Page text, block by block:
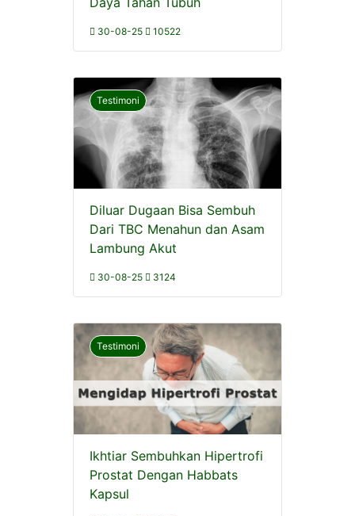
30-08-25 10522
Testimoni
Diluar Dugaan Bisa Sembuh
Dari TBC Menahun dan Asam
Lambung Akut
30-08-25 3124
Testimoni
Ikhtiar Sembuhkan Hipertrofi
Prostat Dengan Habbats
Kapsul